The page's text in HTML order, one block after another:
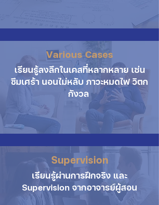
Various Cases
เรียนรู้ลงลึกในเคสที่หลากหลาย เช่น
ซึมเศร้า นอนไม่หลับ ภาวะหมดไฟ วิตก
กังวล
Supervision
เรียนรู้ผ่านการฝึกจริง และ
Supervision จากอาจารย์ผู้สอน